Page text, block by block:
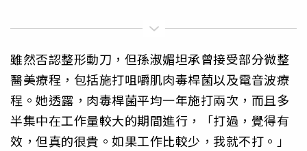
雖然否認整形動刀，但孫淑媚坦承曾接受部分微整
醫美療程，包括施打咀嚼肌肉毒桿菌以及電音波療
程。她透露，肉毒桿菌平均一年施打兩次，而且多
半集中在工作量較大的期間進行，「打過，覺得有
效，但真的很貴。如果工作比較少，我就不打。」